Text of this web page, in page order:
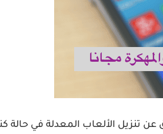
تنزيل الألعاب المعدلة في